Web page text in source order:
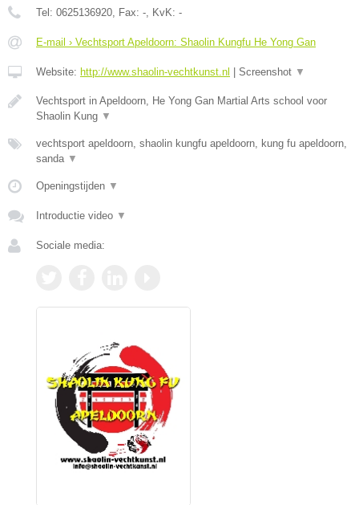
Tel: 0625136920 , Fax: - , KvK: -
E-mail › Vechtsport Apeldoorn: Shaolin Kungfu He Yong Gan
Website: http://www.shaolin-vechtkunst.nl Screenshot ▼
Vechtsport in Apeldoorn, He Yong Gan Martial Arts school voor
Shaolin Kung ▼
vechtsport apeldoorn, shaolin kungfu apeldoorn, kung fu apeldoorn,
sanda ▼
Openingstijden ▼
Introductie video ▼
Sociale media: